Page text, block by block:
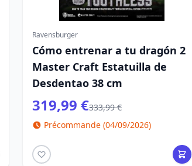
Ravensburger
Cómo entrenar a tu dragón 2
Master Craft Estatuilla de
Desdentao 38 cm
319,99 €333,99 €
Précommande (04/09/2026)